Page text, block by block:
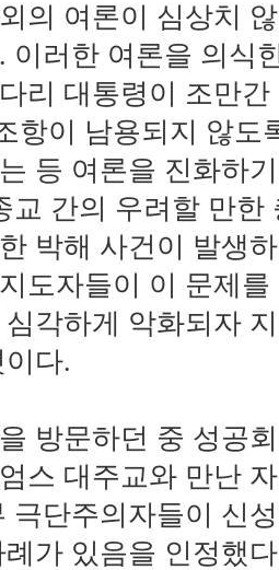
의 여론이 심상치
이러한 여론을 의식
리 대통령이 조만간
항이 남용되지 않도
등 여론을 진화하
교 간의 우려할 만한
박해 사건이 발생
도자들이 이 문제
각하게 악화되자
다.
방문하던 중 성공
스 대주교와 만난
극단주의자들이 신
가 있음을 인정했